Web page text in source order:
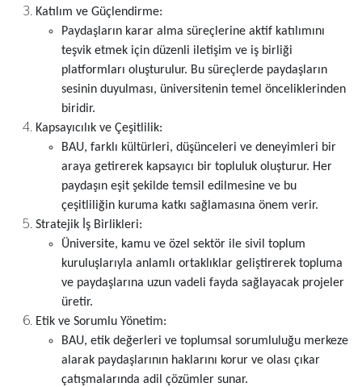
Katılım ve Güçlendirme:
Paydaşların karar alma süreçlerine aktif katılımını
teşvik etmek için düzenli iletişim ve iş birliği
platformları oluşturulur. Bu süreçlerde paydaşların
sesinin duyulması, üniversitenin temel önceliklerinden
biridir.
Kapsayıcılık ve Çeşitlilik:
BAU, farklı kültürleri, düşünceleri ve deneyimleri bir
araya getirerek kapsayıcı bir topluluk oluşturur. Her
paydaşın eşit şekilde temsil edilmesine ve bu
çeşitliliğin kuruma katkı sağlamasına önem verir.
Stratejik İş Birlikleri:
Üniversite, kamu ve özel sektör ile sivil toplum
kuruluşlarıyla anlamlı ortaklıklar geliştirerek topluma
ve paydaşlarına uzun vadeli fayda sağlayacak projeler
üretir.
Etik ve Sorumlu Yönetim:
BAU, etik değerleri ve toplumsal sorumluluğu merkeze
alarak paydaşlarının haklarını korur ve olası çıkar
çatışmalarında adil çözümler sunar.